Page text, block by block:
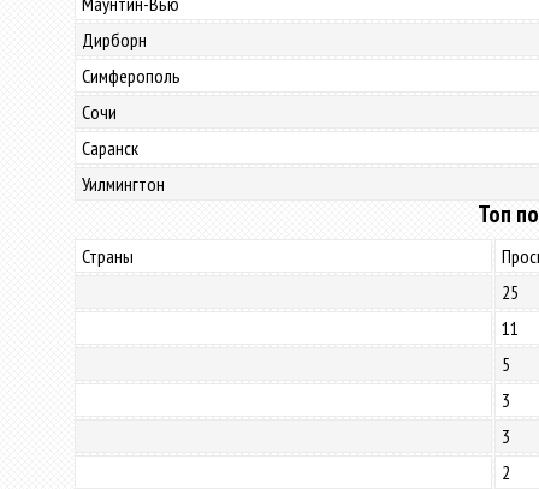
Дирборн
Симферополь
Сочи
Саранск
Уилмингтон
Топ
Страны
25
11
5
3
3
2